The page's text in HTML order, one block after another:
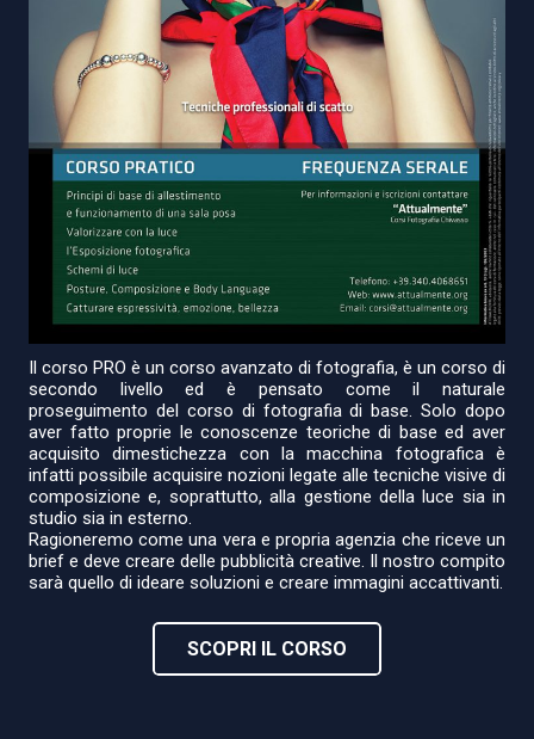
Il corso PRO è un corso avanzato di fotografia, è un corso di
secondo livello ed è pensato come il naturale
proseguimento del corso di fotografia di base. Solo dopo
aver fatto proprie le conoscenze teoriche di base ed aver
acquisito dimestichezza con la macchina fotografica è
infatti possibile acquisire nozioni legate alle tecniche visive di
composizione e, soprattutto, alla gestione della luce sia in
studio sia in esterno.
Ragioneremo come una vera e propria agenzia che riceve un
brief e deve creare delle pubblicità creative. Il nostro compito
sarà quello di ideare soluzioni e creare immagini accattivanti.
SCOPRI IL CORSO